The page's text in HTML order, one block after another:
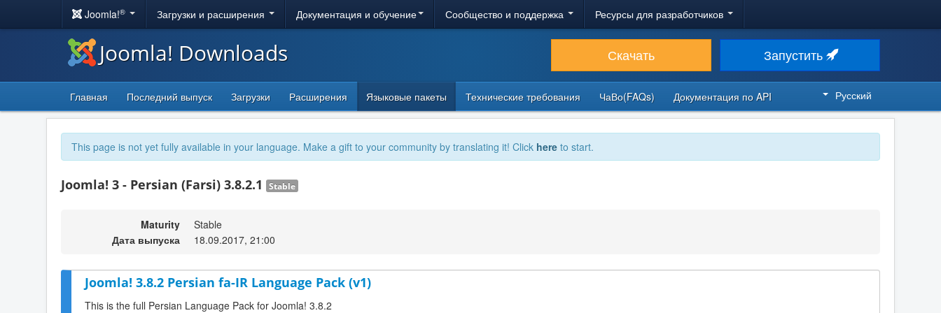
Joomla!® Загрузки и расширения Документация и обучение Сообщество и поддержка Ресурсы для разработчиков
Joomla! Downloads Скачать Запустить
Главная Последний выпуск Загрузки Расширения Языковые пакеты Технические требования ЧаВо(FAQs) Документация по API Русский
This page is not yet fully available in your language. Make a gift to your community by translating it! Click here to start.
Joomla! 3 - Persian (Farsi) 3.8.2.1 Stable
Maturity
Stable
Дата выпуска
18.09.2017, 21:00
Joomla! 3.8.2 Persian fa-IR Language Pack (v1)
This is the full Persian Language Pack for Joomla! 3.8.2